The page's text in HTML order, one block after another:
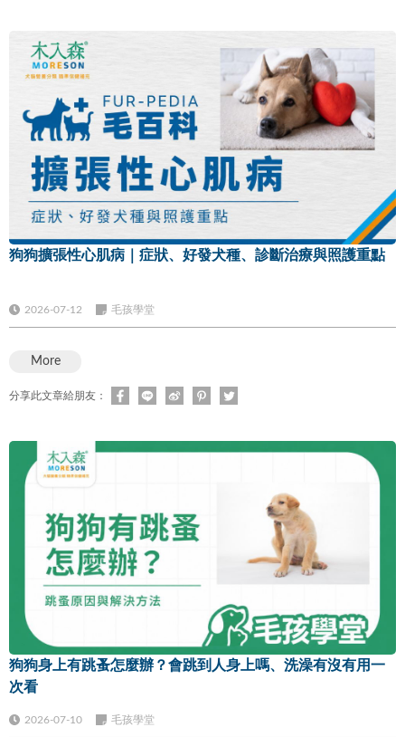
狗狗擴張性心肌病｜症狀、好發犬種、診斷治療與照護重點
2026-07-12 毛孩學堂
More
分享此文章給朋友：
狗狗身上有跳蚤怎麼辦？會跳到人身上嗎、洗澡有沒有用一
次看
2026-07-10 毛孩學堂